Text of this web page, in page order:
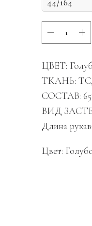
ЦВЕТ:
ТКАНЬ: TC,
СОСТАВ:
ВИД
Длина
Цвет: